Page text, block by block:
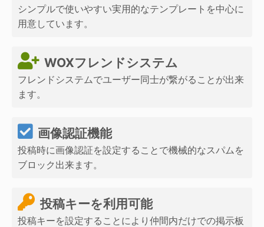
シンプルで使いやすい実用的なテンプレートを中心に
用意しています。
WOXフレンドシステム
フレンドシステムでユーザー同士が繋がることが出来
ます。
画像認証機能
投稿時に画像認証を設定することで機械的なスパムを
ブロック出来ます。
投稿キーを利用可能
投稿キーを設定することにより仲間内だけでの掲示板